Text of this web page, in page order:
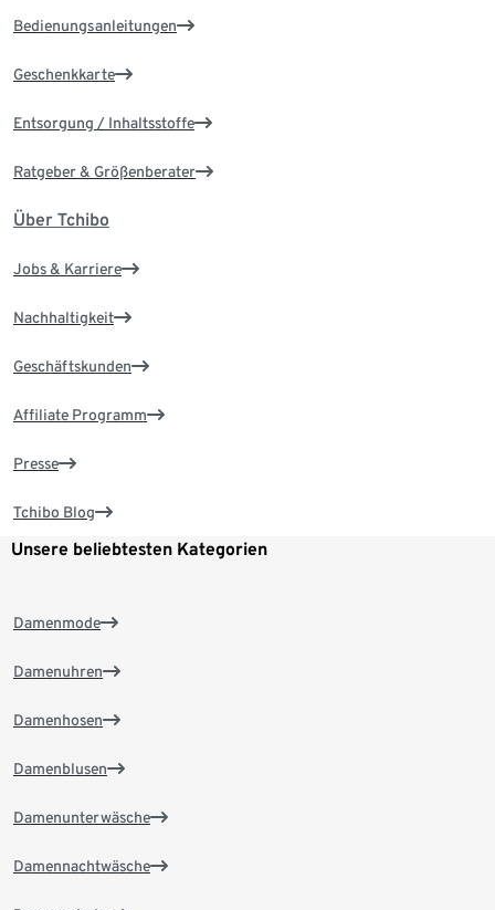
Bedienungsanleitungen
Geschenkkarte
Entsorgung / Inhaltsstoffe
Ratgeber & Größenberater
Über Tchibo
Jobs & Karriere
Nachhaltigkeit
Geschäftskunden
Affiliate Programm
Presse
Tchibo Blog
Unsere beliebtesten Kategorien
Damenmode
Damenuhren
Damenhosen
Damenblusen
Damenunterwäsche
Damennachtwäsche